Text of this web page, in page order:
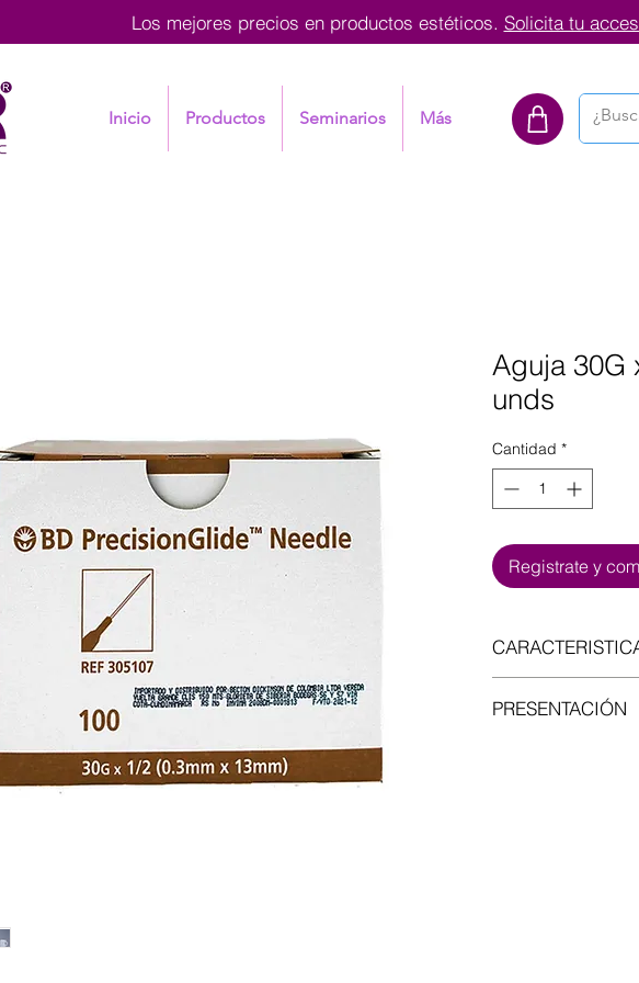
Los mejores precios en productos estéticos. Solicita tu
Inicio Productos Seminarios Más
Aguja 30G
unds
Cantidad *
Registrate y
PRESENTACIÓN